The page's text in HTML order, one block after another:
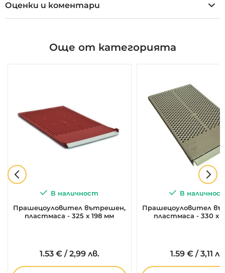
Оценки и коментари
Още от категорията
В наличност
Прашецоуловител вътрешен,
пластмаса - 325 х 198 мм
1.53 €/2,99 лв.
В
Прашецоуловител
пластмаса - 330 х
1.59 € /3,11